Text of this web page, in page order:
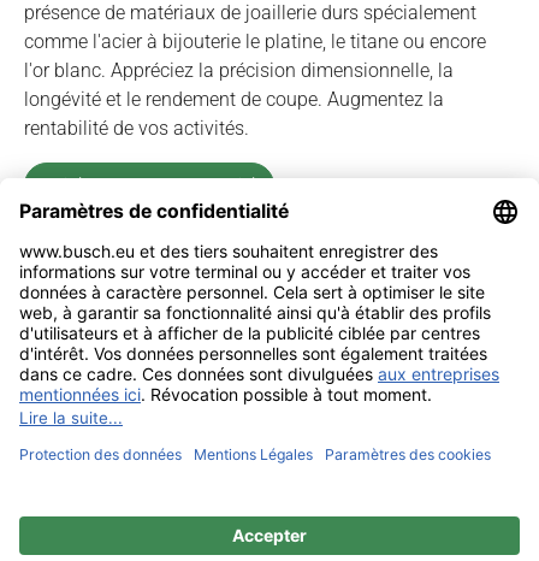
présence de matériaux de joaillerie durs spécialement
comme l'acier à bijouterie le platine, le titane ou encore
l'or blanc. Appréciez la précision dimensionnelle, la
longévité et le rendement de coupe. Augmentez la
rentabilité de vos activités.
Voir les prospectus spécial
Mentions légales
Unterkaltenbach 17-27 | D - 51766
mail@busch.eu